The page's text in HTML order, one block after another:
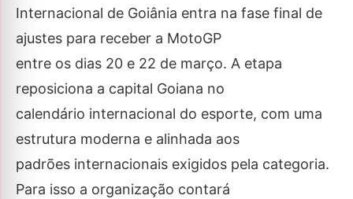
Internacional de Goiânia entra na fase final de
ajustes para receber a MotoGP
entre os dias 20 e 22 de março. A etapa
reposiciona a capital Goiana no
calendário internacional do esporte, com uma
estrutura moderna e alinhada aos
padrões internacionais exigidos pela categoria.
Para isso a organização contará